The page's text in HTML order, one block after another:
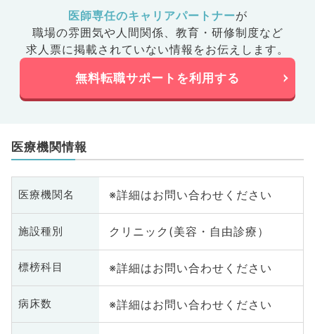
医師専任のキャリアパートナーが
職場の雰囲気や人間関係、 教育・研修制度など
求人票に掲載されていない情報をお伝えします。
無料転職サポートを利用する
医療機関情報
医療機関名 ※詳細はお問い合わせください
施設種別 クリニック(美容・自由診療）
標榜科目 ※詳細はお問い合わせください
病床数 ※詳細はお問い合わせください